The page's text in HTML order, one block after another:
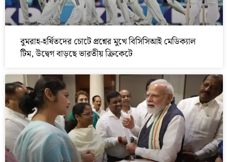
বুমরাহ-হর্ষিতদের চোটে প্রশ্নের মুখে বিসিসিআই মেডিক্যাল
টিম, উদ্বেগ বাড়ছে ভারতীয় ক্রিকেটে